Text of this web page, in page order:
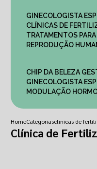
GINECOLOGISTA
CLÍNICAS DE
TRATAMENTOS
REPRODUÇÃO
CHIP DA BELEZA
GINECOLOGISTA
MODULAÇÃO
HomeCategoriasclinicas de
Clínica de